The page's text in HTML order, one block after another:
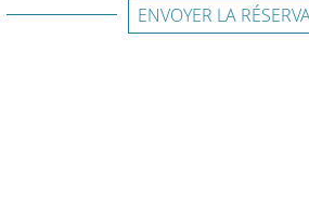
ENVOYER LA